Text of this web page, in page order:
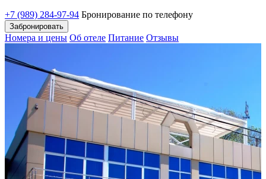
+7 (989) 284-97-94 Бронирование по телефону
Забронировать
Номера и цены Об отеле Питание Отзывы